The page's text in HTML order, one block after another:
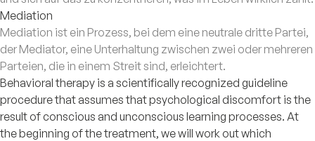
Mediation
Mediation ist ein Prozess, bei dem eine neutrale dritte Partei,
der Mediator, eine Unterhaltung zwischen zwei oder mehreren
Parteien, die in einem Streit sind, erleichtert.
Behavioral therapy is a scientifically recognized guideline
procedure that assumes that psychological discomfort is the
result of conscious and unconscious learning processes. At
the beginning of the treatment, we will work out which